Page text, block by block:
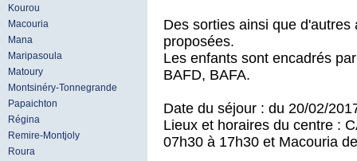
Kourou
Macouria
Mana
Maripasoula
Matoury
Montsinéry-Tonnegrande
Papaichton
Régina
Remire-Montjoly
Roura
Des sorties ainsi que
proposées.
Les enfants sont encadrés
BAFD, BAFA.
Date du séjour : du 20/02/
Lieux et horaires du centre :
07h30 à 17h30 et Macouria